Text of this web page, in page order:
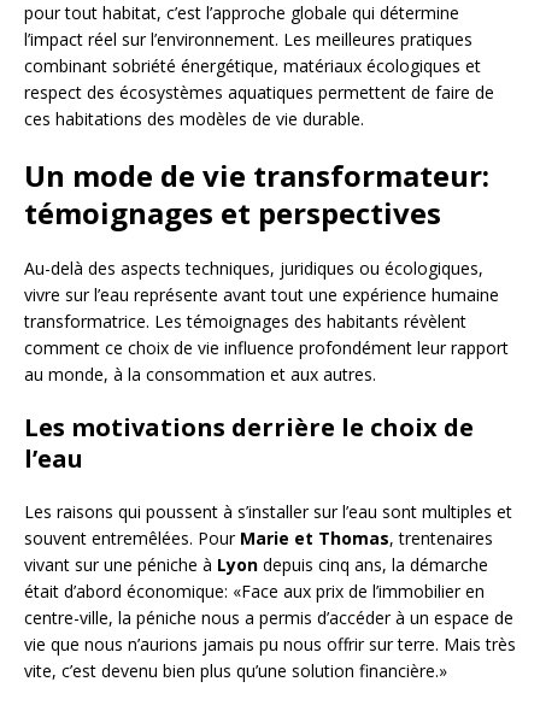
pour tout habitat, c’est l’approche globale qui détermine
l’impact réel sur l’environnement. Les meilleures pratiques
combinant sobriété énergétique, matériaux écologiques et
respect des écosystèmes aquatiques permettent de faire de
ces habitations des modèles de vie durable.
Un mode de vie transformateur:
témoignages et perspectives
Au-delà des aspects techniques, juridiques ou écologiques,
vivre sur l’eau représente avant tout une expérience humaine
transformatrice. Les témoignages des habitants révèlent
comment ce choix de vie influence profondément leur rapport
au monde, à la consommation et aux autres.
Les motivations derrière le choix de
l’eau
Les raisons qui poussent à s’installer sur l’eau sont multiples et
souvent entremêlées. Pour Marie et Thomas, trentenaires
vivant sur une péniche à Lyon depuis cinq ans, la démarche
était d’abord économique: «Face aux prix de l’immobilier en
centre-ville, la péniche nous a permis d’accéder à un espace de
vie que nous n’aurions jamais pu nous offrir sur terre. Mais très
vite, c’est devenu bien plus qu’une solution financière.»